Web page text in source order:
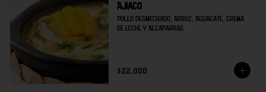
Ajiaco
Pollo desmechado, Arroz, Aguacate, Crema
de Leche y Alcaparras
$22.000